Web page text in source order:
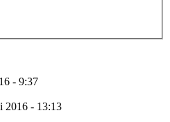
- 9:37
2016 - 13:13